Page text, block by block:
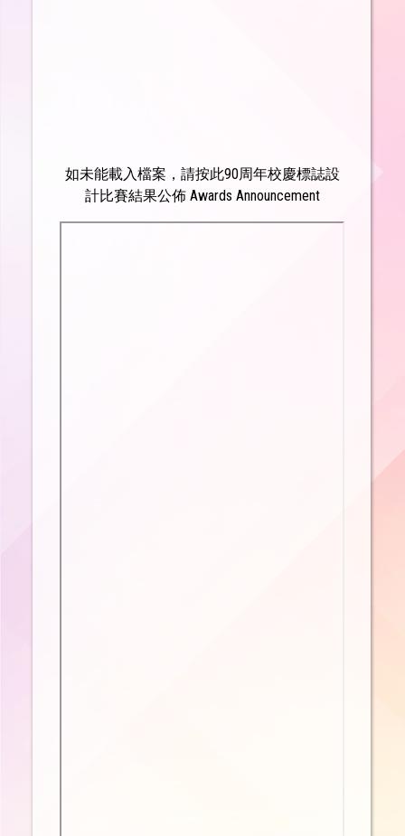
如未能載入檔案，請按此90周年校慶標誌設
計比賽結果公佈 Awards Announcement